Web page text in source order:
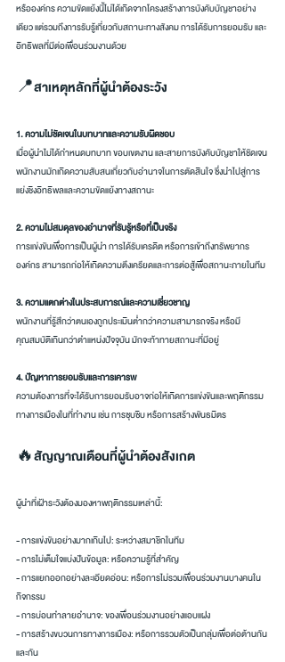
หรือองค์กร ความขัดแย้งนี้ไม่ได้เกิดจากโครงสร้างการบังคับบัญชาอย่าง
เดียว แต่รวมถึงการรับรู้เกี่ยวกับสถานะทางสังคม การได้รับการยอมรับ และ
อิทธิพลที่มีต่อเพื่อนร่วมงานด้วย
📍สาเหตุหลักที่ผู้นำต้องระวัง
1. ความไม่ชัดเจนในบทบาทและความรับผิดชอบ
เมื่อผู้นำไม่ได้กำหนดบทบาท ขอบเขตงาน และสายการบังคับบัญชาให้ชัดเจน
พนักงานมักเกิดความสับสนเกี่ยวกับอำนาจในการตัดสินใจ ซึ่งนำไปสู่การ
แย่งชิงอิทธิพลและความขัดแย้งทางสถานะ
2. ความไม่สมดุลของอำนาจที่รับรู้หรือที่เป็นจริง
การแข่งขันเพื่อการเป็นผู้นำ การได้รับเครดิต หรือการเข้าถึงทรัพยากร
องค์กร สามารถก่อให้เกิดความตึงเครียดและการต่อสู้เพื่อสถานะภายในทีม
3. ความแตกต่างในประสบการณ์และความเชี่ยวชาญ
พนักงานที่รู้สึกว่าตนเองถูกประเมินต่ำกว่าความสามารถจริง หรือมี
คุณสมบัติเกินกว่าตำแหน่งปัจจุบัน มักจะท้าทายสถานะที่มีอยู่
4. ปัญหาการยอมรับและการเคารพ
ความต้องการที่จะได้รับการยอมรับอาจก่อให้เกิดการแข่งขันและพฤติกรรม
ทางการเมืองในที่ทำงาน เช่น การซุบซิบ หรือการสร้างพันธมิตร
🔥สัญญาณเตือนที่ผู้นำต้องสังเกต
ผู้นำที่เฝ้าระวังต้องมองหาพฤติกรรมเหล่านี้:
- การแข่งขันอย่างมากเกินไป: ระหว่างสมาชิกในทีม
- การไม่เต็มใจแบ่งปันข้อมูล: หรือความรู้ที่สำคัญ
- การแยกออกอย่างละเอียดอ่อน: หรือการไม่รวมเพื่อนร่วมงานบางคนใน
กิจกรรม
- การบ่อนทำลายอำนาจ: ของเพื่อนร่วมงานอย่างแอบแฝง
- การสร้างขบวนการทางการเมือง: หรือการรวมตัวเป็นกลุ่มเพื่อต่อต้านกัน
และกัน